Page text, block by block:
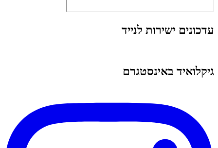
עדכונים ישירות לנייד
גיקלואיד באינסטגרם